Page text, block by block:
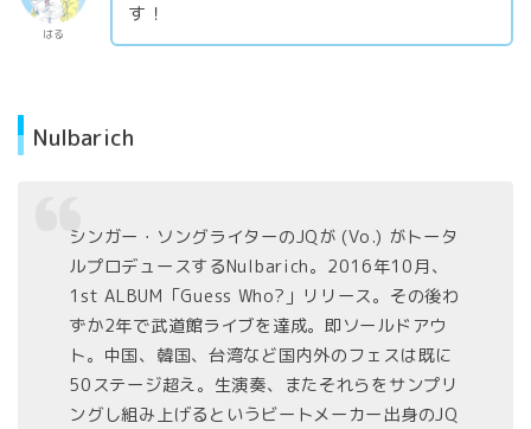
はる
す！
Nulbarich
シンガー・ソングライターのJQが (Vo.) がトータ
ルプロデュースするNulbarich。2016年10月、
1st ALBUM「Guess Who?」リリース。その後わ
ずか2年で武道館ライブを達成。即ソールドアウ
ト。中国、韓国、台湾など国内外のフェスは既に
50ステージ超え。生演奏、またそれらをサンプリ
ングし組み上げるというビートメーカー出身のJQ